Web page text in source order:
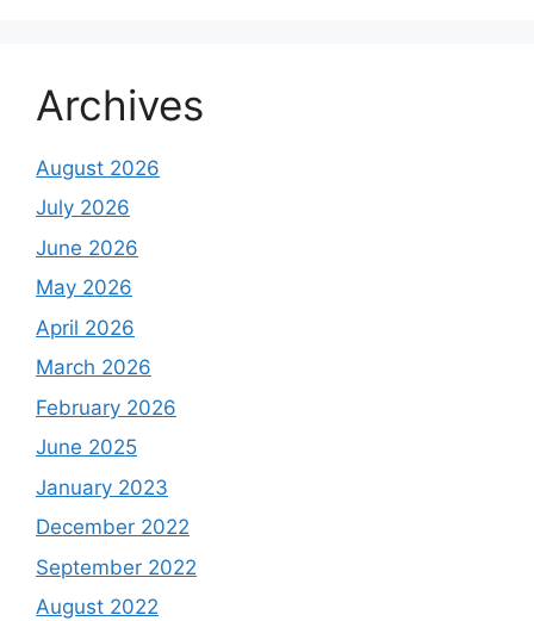
Archives
August 2026
July 2026
June 2026
May 2026
April 2026
March 2026
February 2026
June 2025
January 2023
December 2022
September 2022
August 2022